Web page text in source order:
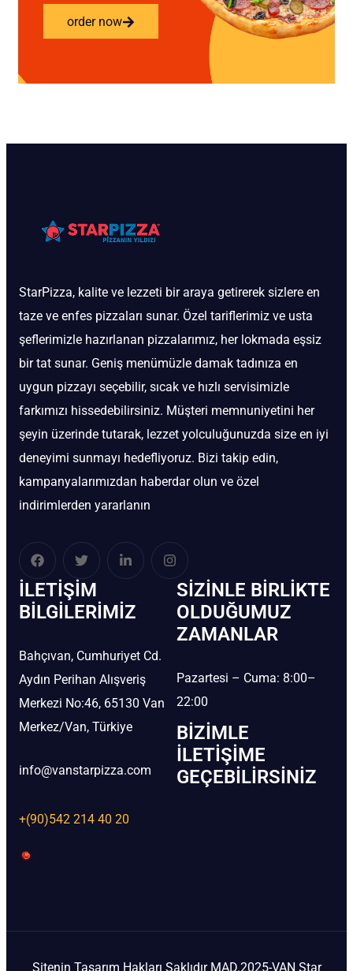
order now
StarPizza, kalite ve lezzeti bir araya getirerek sizlere en
taze ve enfes pizzaları sunar. Özel tariflerimiz ve usta
şeflerimizle hazırlanan pizzalarımız, her lokmada eşsiz
bir tat sunar. Geniş menümüzle damak tadınıza en
uygun pizzayı seçebilir, sıcak ve hızlı servisimizle
farkımızı hissedebilirsiniz. Müşteri memnuniyetini her
şeyin üzerinde tutarak, lezzet yolculuğunuzda size en iyi
deneyimi sunmayı hedefliyoruz. Bizi takip edin,
kampanyalarımızdan haberdar olun ve özel
indirimlerden yararlanın
İLETIŞIM
BİLGILERIMIZ
Bahçıvan, Cumhuriyet Cd.
Aydın Perihan Alışveriş
Merkezi No:46, 65130 Van
Merkez/Van, Türkiye
info@vanstarpizza.com
+(90)542 214 40 20
SIZINLE BIRLIKTE
OLDUĞUMUZ
ZAMANLAR
Pazartesi – Cuma: 8:00–
22:00
BIZIMLE
İLETIŞIME
GEÇEBILIRSINIZ
Sitenin Tasarım Hakları Saklıdır MAD.2025-VAN Star